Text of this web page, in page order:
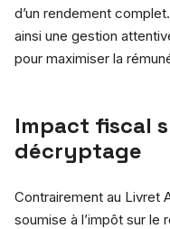
d’un rendement
ainsi une gestion
pour maximiser la
Impact fiscal
décryptage
Contrairement au Livret
soumise à l’impôt sur le